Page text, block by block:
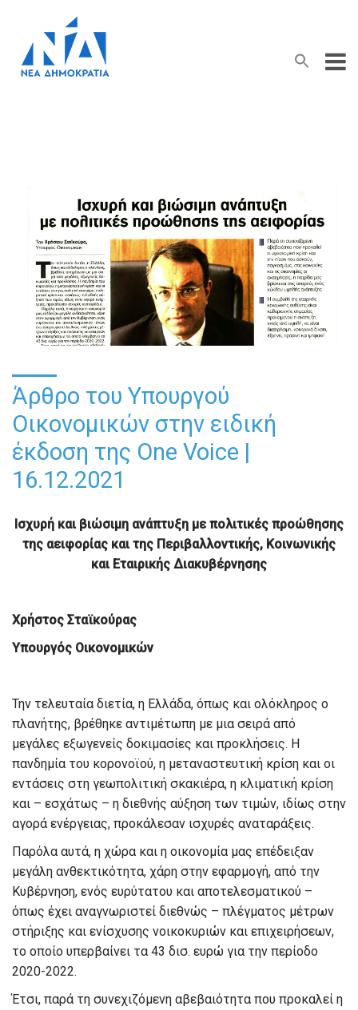
Search
Search Button
Άρθρο του Υπουργού
Οικονομικών στην ειδική
έκδοση της One Voice |
16.12.2021
Ισχυρή και βιώσιμη ανάπτυξη με πολιτικές προώθησης
της αειφορίας καιτης Περιβαλλοντικής, Κοινωνικής
και Εταιρικής Διακυβέρνησης
Χρήστος Σταϊκούρας
Υπουργός Οικονομικών
Την τελευταία διετία, η Ελλάδα, όπως και ολόκληρος ο
πλανήτης, βρέθηκε αντιμέτωπη με μια σειρά από
μεγάλες εξωγενείς δοκιμασίες και προκλήσεις. Η
πανδημία του κορονοϊού, η μεταναστευτική κρίση και οι
εντάσεις στη γεωπολιτική σκακιέρα, η κλιματική κρίση
και – εσχάτως – η διεθνής αύξηση των τιμών, ιδίως στην
αγορά ενέργειας, προκάλεσαν ισχυρές αναταράξεις.
Παρόλα αυτά, η χώρα και η οικονομία μας επέδειξαν
μεγάλη ανθεκτικότητα, χάρη στην εφαρμογή, από την
Κυβέρνηση, ενός ευρύτατου και αποτελεσματικού –
όπως έχει αναγνωριστεί διεθνώς – πλέγματος μέτρων
στήριξης και ενίσχυσης νοικοκυριών και επιχειρήσεων,
το οποίο υπερβαίνει τα 43 δισ. ευρώ για την περίοδο
2020-2022.
Έτσι, παρά τη συνεχιζόμενη αβεβαιότητα που προκαλεί η